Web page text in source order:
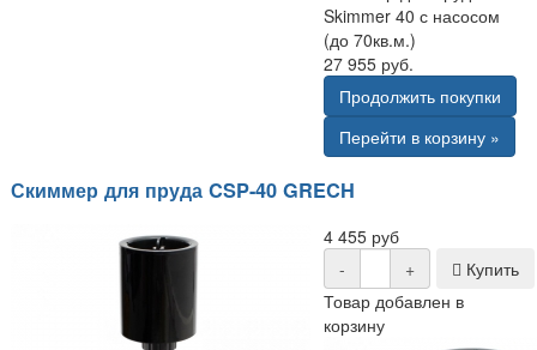
Skimmer 40 с насосом
(до 70кв.м.)
27 955 руб.
Продолжить покупки
Перейти в корзину »
Скиммер для пруда CSP-40 GRECH
4 455 руб
-
+
Купить
Товар добавлен в
корзину